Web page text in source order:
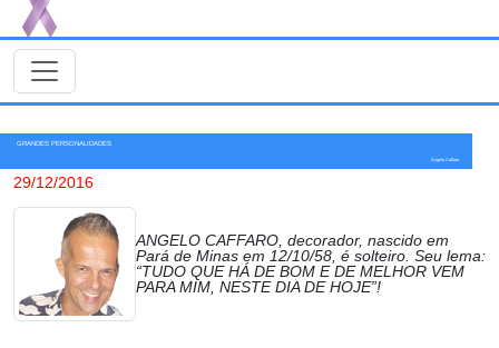
GRANDES PERSONALIDADES
Ângelo Caffaro
29/12/2016
ANGELO CAFFARO, decorador, nascido em
Pará de Minas em 12/10/58, é solteiro. Seu lema:
“TUDO QUE HÁ DE BOM E DE MELHOR VEM
PARA MIM, NESTE DIA DE HOJE”!